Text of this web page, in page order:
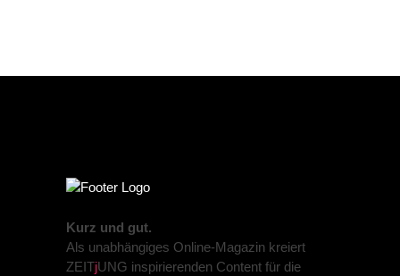
Kurz und gut.
Als unabhängiges Online-Magazin kreiert
ZEITjUNG inspirierenden Content für die